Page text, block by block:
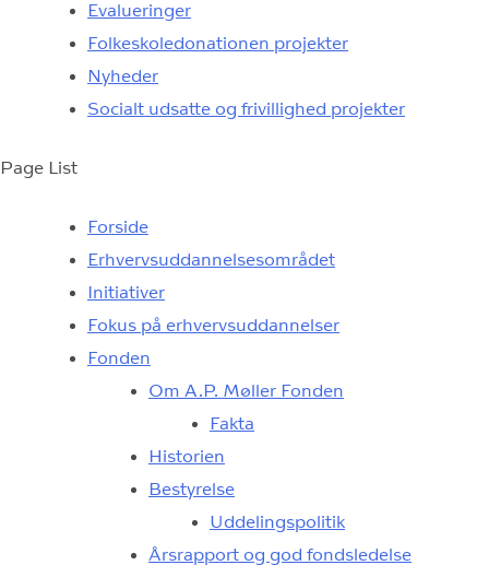
Evalueringer
Folkeskoledonationen projekter
Nyheder
Socialt udsatte og frivillighed projekter
Page List
Forside
Erhvervsuddannelsesområdet
Initiativer
Fokus på erhvervsuddannelser
Fonden
Om A.P. Møller Fonden
Fakta
Historien
Bestyrelse
Uddelingspolitik
Årsrapport og god fondsledelse